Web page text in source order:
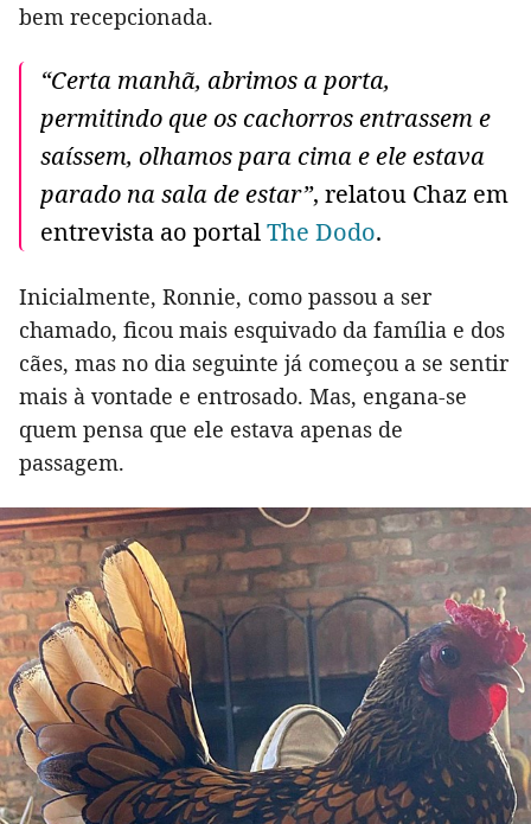
bem recepcionada.
“Certa manhã, abrimos a porta,
permitindo que os cachorros entrassem e
saíssem, olhamos para cima e ele estava
parado na sala de estar”, relatou Chaz em
entrevista ao portalThe Dodo.
Inicialmente, Ronnie, como passou a ser
chamado, ficou mais esquivado da família e dos
cães, mas no dia seguinte já começou a se sentir
mais à vontade e entrosado. Mas, engana-se
quem pensa que ele estava apenas de
passagem.